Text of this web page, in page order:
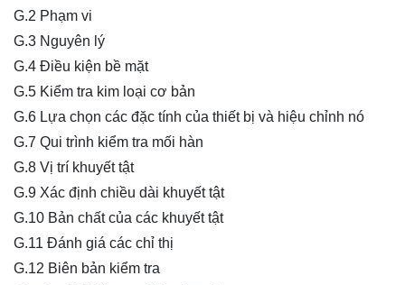
G.2 Phạm vi
G.3 Nguyên lý
G.4 Điều kiện bề mặt
G.5 Kiểm tra kim loại cơ bản
G.6 Lựa chọn các đặc tính của thiết bị và hiệu chỉnh nó
G.7 Qui trình kiểm tra mối hàn
G.8 Vị trí khuyết tật
G.9 Xác định chiều dài khuyết tật
G.10 Bản chất của các khuyết tật
G.11 Đánh giá các chỉ thị
G.12 Biên bản kiểm tra